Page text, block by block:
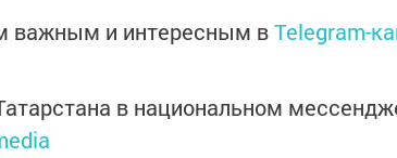
важным и интересным вTelegram-
в национальном